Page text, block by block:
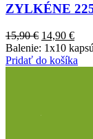
ZYLKÉNE
15,90€ Pôvodná
cena
bola:
14,90 €
cena
je:
Balenie: 1x10
Pridať do košíka